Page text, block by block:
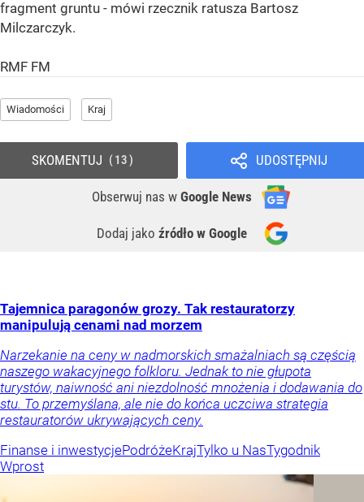
fragment gruntu - mówi rzecznik ratusza Bartosz
Milczarczyk.
RMF FM
Wiadomości Kraj
UDOSTĘPNIJ
Obserwuj nas w Google News
Dodaj jako źródło w Google
SKOMENTUJ 13
Tajemnica paragonów grozy. Tak restauratorzy
manipulują cenami nad morzem
Narzekanie na ceny w nadmorskich smażalniach są częścią
naszego wakacyjnego folkloru. Jednak to nie głupota
turystów, naiwność ani niezdolność mnożenia i dodawania do
stu. To przemyślana, ale nie do końca uczciwa strategia
restauratorów ukrywających ceny.
Finanse i inwestycjePodróżeKrajTylko u NasTygodnik
Wprost